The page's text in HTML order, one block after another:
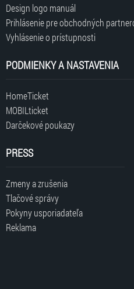
Design logo manuál
Prihlásenie pre obchodných
Vyhlásenie o prístupnosti
PODMIENKY A NASTAVENIA
HomeTicket
MOBILticket
Darčekové poukazy
PRESS
Zmeny a zrušenia
Tlačové správy
Pokyny usporiadateľa
Reklama